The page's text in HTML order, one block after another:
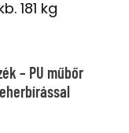
– PU műbőr